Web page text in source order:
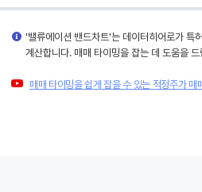
'밸류에이션 밴드차트'는 데이터히어로가 특
계산합니다. 매매 타이밍을 잡는 데 도움을 드
매매 타이밍을 쉽게 잡을 수 있는 적정주가 매